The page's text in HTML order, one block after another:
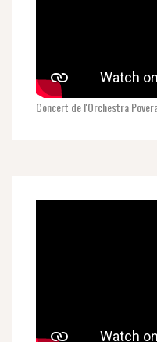
Concert de l'Orchestra